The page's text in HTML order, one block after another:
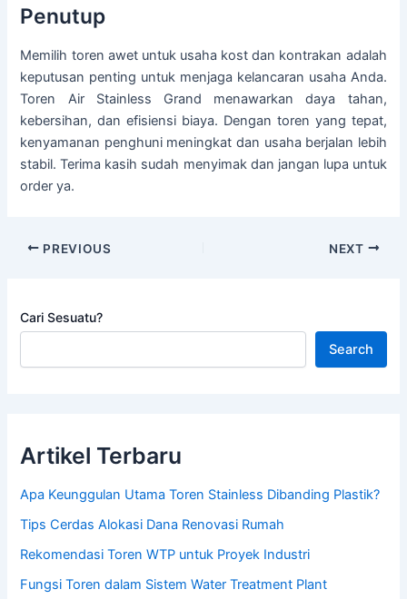
Penutup
Memilih toren awet untuk usaha kost dan kontrakan adalah
keputusan penting untuk menjaga kelancaran usaha Anda.
Toren Air Stainless Grand menawarkan daya tahan,
kebersihan, dan efisiensi biaya. Dengan toren yang tepat,
kenyamanan penghuni meningkat dan usaha berjalan lebih
stabil. Terima kasih sudah menyimak dan jangan lupa untuk
order ya.
PREVIOUS NEXT
Cari Sesuatu?
Search
Artikel Terbaru
Apa Keunggulan Utama Toren Stainless Dibanding Plastik?
Tips Cerdas Alokasi Dana Renovasi Rumah
Rekomendasi Toren WTP untuk Proyek Industri
Fungsi Toren dalam Sistem Water Treatment Plant